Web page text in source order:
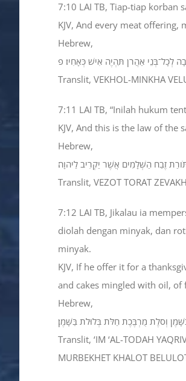
7:10 LAI TB, Tiap-tiap korban
KJV, And every meat
Hebrew,
לְכָל־בְּנֵי אַהֲרֹן תִּהְיֶה אִישׁ כְּאָחִיו׃ פ
Translit, VEKHOL-MINKHA
7:11 LAI TB, “Inilah hukum
KJV, And this is the law of the
Hebrew,
זֶבַח הַשְּׁלָמִים אֲשֶׁר יַקְרִיב לַיהוָה׃
Translit, VEZOT TORAT
7:12 LAI TB, Jikalau ia
diolah dengan minyak, dan
minyak.
KJV, If he offer it for a
and cakes mingled with oil, of
Hebrew,
וְסֹלֶת מֻרְבֶּכֶת חַלֹּת בְּלוּלֹת בַּשָּׁמֶן׃
Translit, ‘IM ‘AL-TODAH
MURBEKHET KHALOT